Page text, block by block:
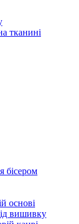
тканині
бісером
основі
вишивку